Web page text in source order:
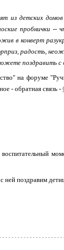
из детских
пробнички
в конверт
радость,
поздравить
на форуме
- обратная связь -
ней поздравим